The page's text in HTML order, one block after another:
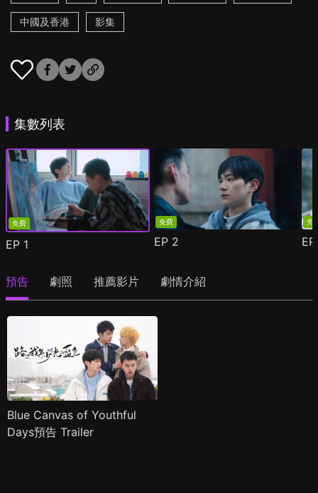
中國及香港 影集
集數列表
免費
EP 1
免費
EP 2
免
預告 劇照 推薦影片 劇情介紹
Blue Canvas of Youthful
Days預告 Trailer